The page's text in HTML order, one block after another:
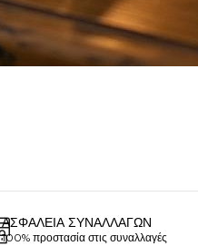
ΑΣΦΆΛΕΙΑ ΣΥΝΑΛΛΑΓΏΝ
100% προστασία στις συναλλαγές